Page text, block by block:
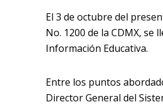
El 3 de octubre del
No. 1200 de la CDMX, se
Información Educativa.
Entre los puntos
Director General del